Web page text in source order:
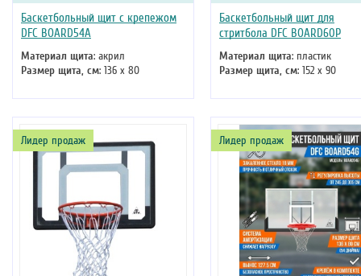
Баскетбольный щит с крепежом
DFC BOARD54A
Материал щита: акрил
Размер щита, см: 136 х 80
Баскетбольный щит для
стритбола DFC BOARD60P
Материал щита: пластик
Размер щита, см: 152 х 90
Лидер продаж Лидер продаж